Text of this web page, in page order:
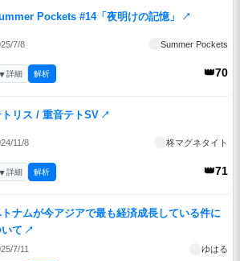
Pockets #14「夜明けの記憶」 ↗
7/8 Summer Pockets
👑70
▼詳細 解析
トリス / 重音テトSV ↗
11/8 柊マグネタイト
👑71
▼詳細 解析
ナムが今アジアで最も経済成長している件に
て ↗
7/11 ゆはる